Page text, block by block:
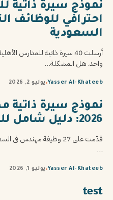
احترافي للوظائف
السعودية
أرسلت 40 سيرة ذاتية للمدارس
واحد. هل المشكلة…
Yasser Al-Khateeb يوليو 2, 2026
نموذج سيرة ذاتية
2026: دليل شامل للسعودية
قدّمت على 27 وظيفة مهندس
…
Yasser Al-Khateeb يوليو 1, 2026
test